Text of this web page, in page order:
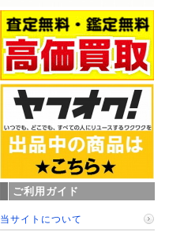
ご利用ガイド
当サイトについて